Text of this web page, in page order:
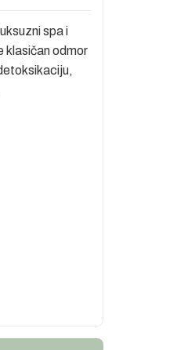
spa i
klasičan odmor